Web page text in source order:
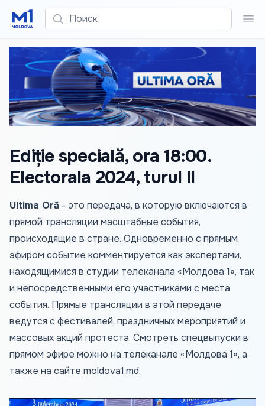
Поиск
Ediție specială, ora 18:00.
Electorala 2024, turul II
Ultima Oră - это передача, в которую включаются в
прямой трансляции масштабные события,
происходящие в стране. Одновременно с прямым
эфиром событие комментируется как экспертами,
находящимися в студии телеканала «Молдова 1», так
и непосредственными его участниками с места
события. Прямые трансляции в этой передаче
ведутся с фестивалей, праздничных мероприятий и
массовых акций протеста. Смотреть спецвыпуски в
прямом эфире можно на телеканале «Молдова 1», а
также на сайте moldova1.md.